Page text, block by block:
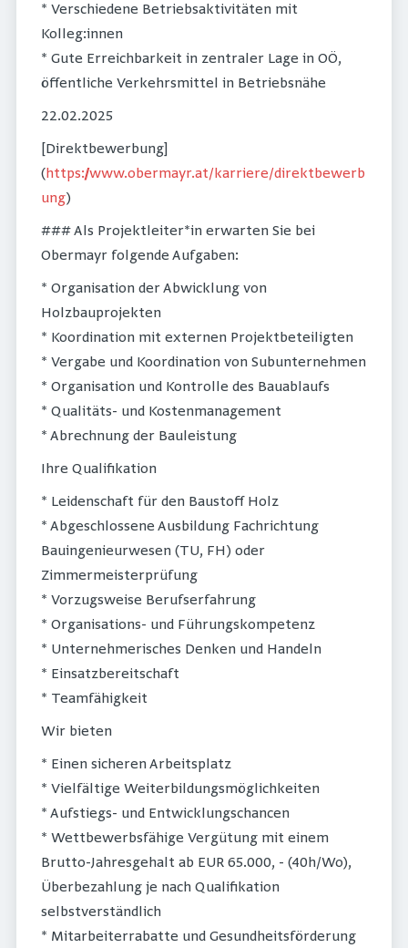
* Verschiedene Betriebsaktivitäten mit
Kolleg:innen
* Gute Erreichbarkeit in zentraler Lage in OÖ,
öffentliche Verkehrsmittel in Betriebsnähe
22.02.2025
[Direktbewerbung]
(https://www.obermayr.at/karriere/direktbewerb
ung)
### Als Projektleiter*in erwarten Sie bei
Obermayr folgende Aufgaben:
* Organisation der Abwicklung von
Holzbauprojekten
* Koordination mit externen Projektbeteiligten
* Vergabe und Koordination von Subunternehmen
* Organisation und Kontrolle des Bauablaufs
* Qualitäts- und Kostenmanagement
* Abrechnung der Bauleistung
Ihre Qualifikation
* Leidenschaft für den Baustoff Holz
* Abgeschlossene Ausbildung Fachrichtung
Bauingenieurwesen (TU, FH) oder
Zimmermeisterprüfung
* Vorzugsweise Berufserfahrung
* Organisations- und Führungskompetenz
* Unternehmerisches Denken und Handeln
* Einsatzbereitschaft
* Teamfähigkeit
Wir bieten
* Einen sicheren Arbeitsplatz
* Vielfältige Weiterbildungsmöglichkeiten
* Aufstiegs- und Entwicklungschancen
* Wettbewerbsfähige Vergütung mit einem
Brutto-Jahresgehalt ab EUR 65.000, - (40h/Wo),
Überbezahlung je nach Qualifikation
selbstverständlich
* Mitarbeiterrabatte und Gesundheitsförderung